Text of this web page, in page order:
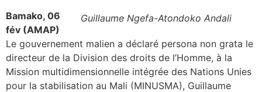
Guillaume Ngefa-Atondoko Andali
Bamako, 06
fév (AMAP)
Le gouvernement malien a déclaré persona non grata le
directeur de la Division des droits de l’Homme, à la
Mission multidimensionnelle intégrée des Nations Unies
pour la stabilisation au Mali (MINUSMA), Guillaume